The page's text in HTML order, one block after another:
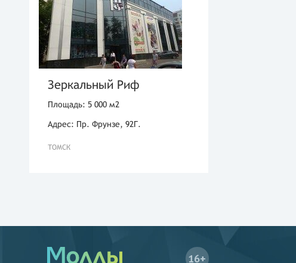
Зеркальный Риф
Площадь: 5 000 м2
Адрес: Пр. Фрунзе, 92Г.
ТОМСК
16+